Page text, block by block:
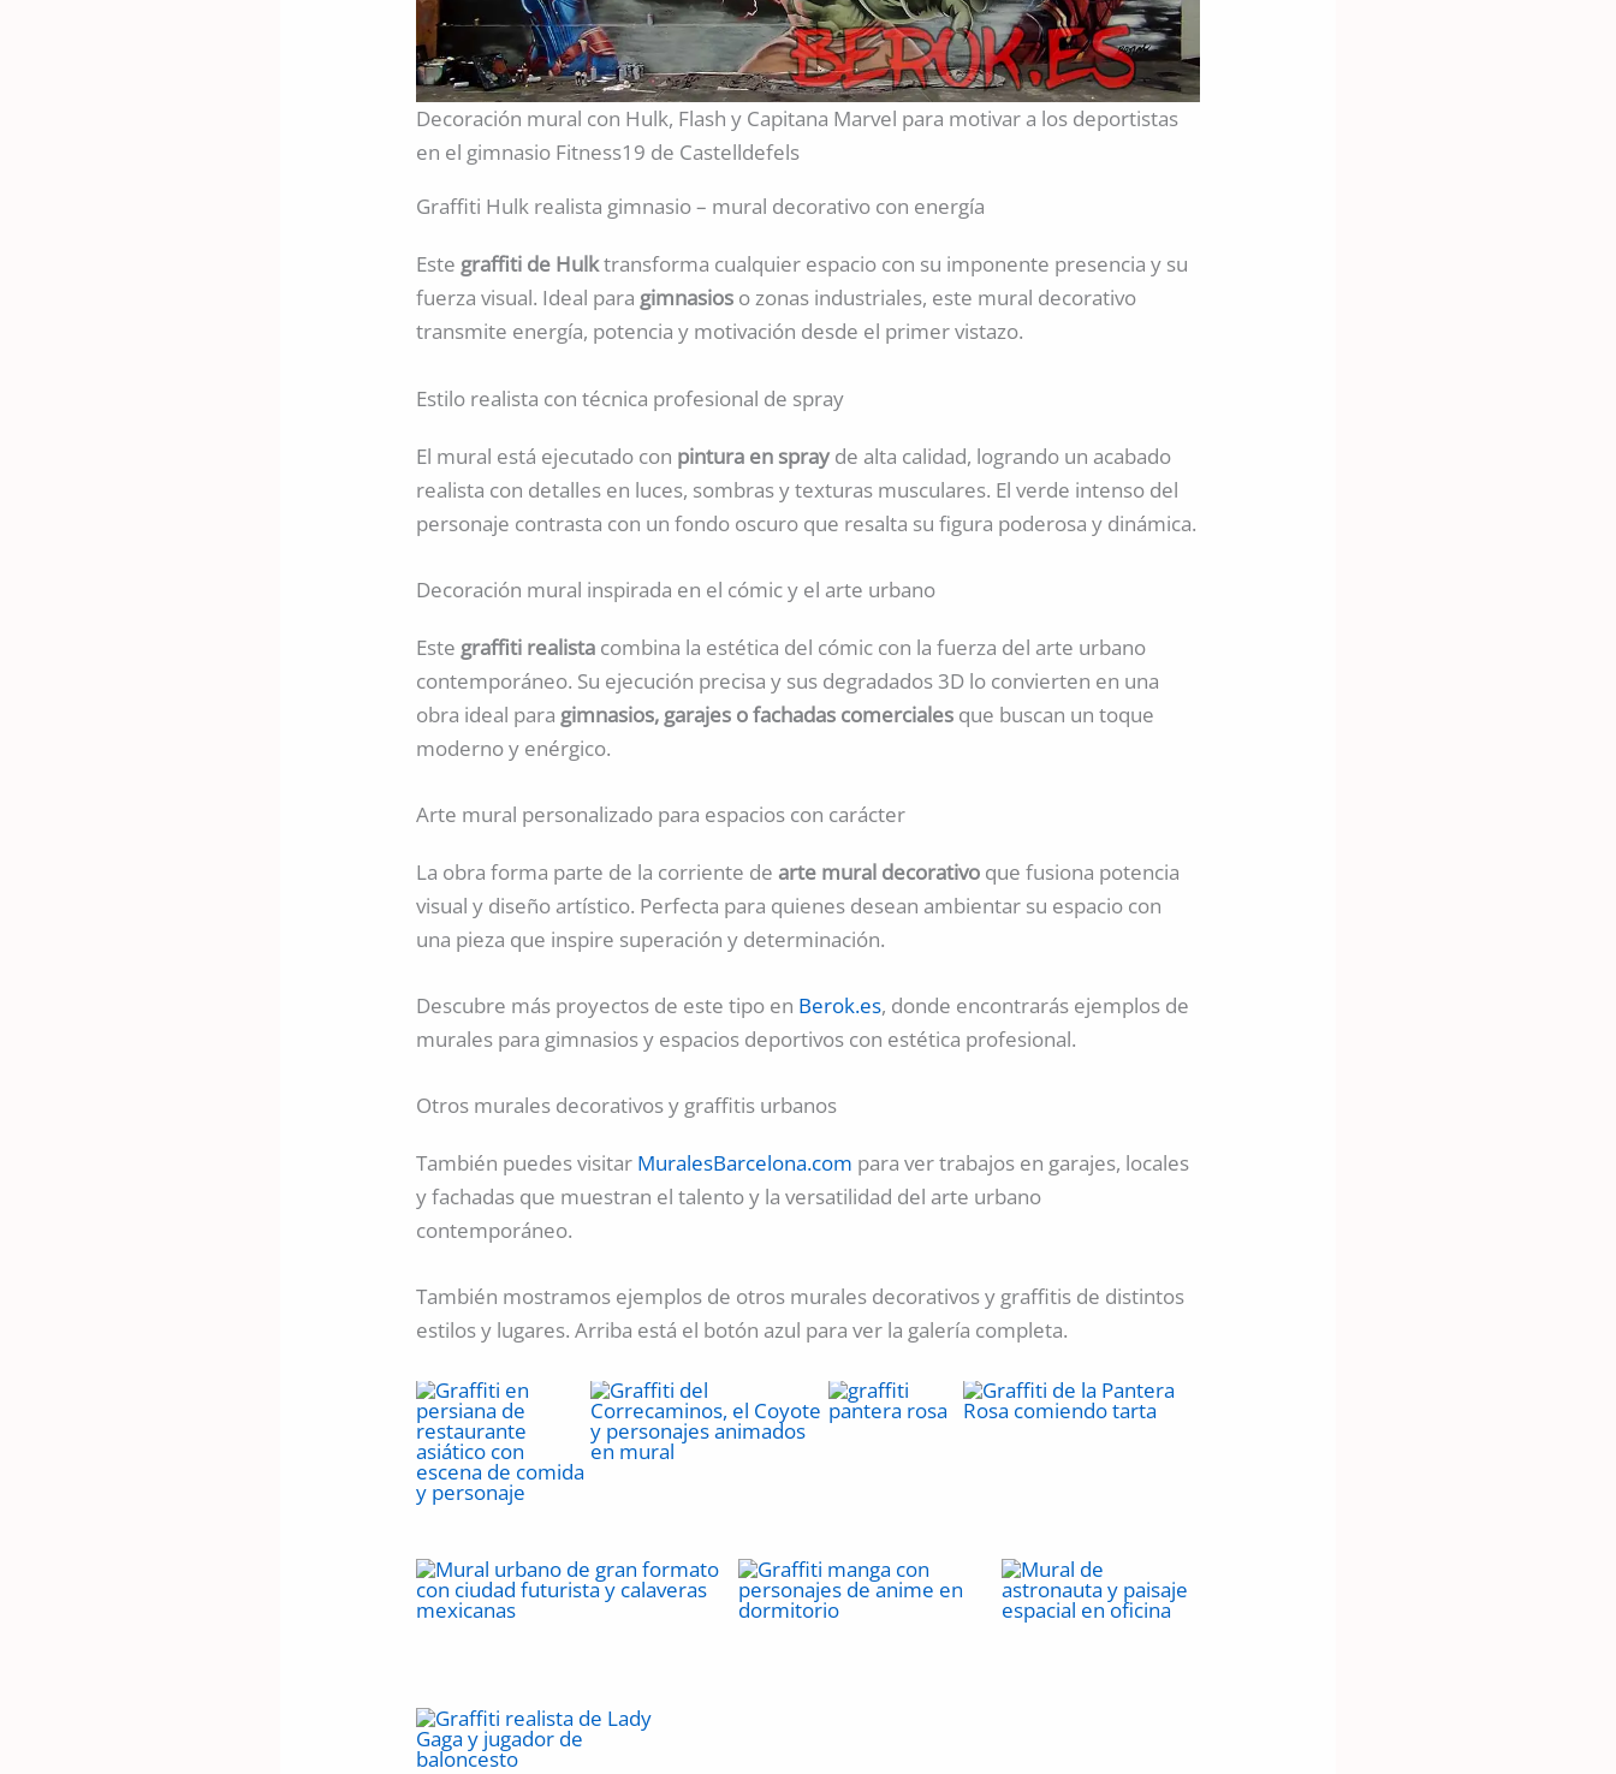
Decoración mural con Hulk, Flash y Capitana Marvel para motivar a los deportistas
en el gimnasio Fitness19 de Castelldefels
Graffiti Hulk realista gimnasio – mural decorativo con energía
Este graffiti de Hulktransforma cualquier espacio con su imponente presencia y su
fuerza visual. Ideal para gimnasios o zonas industriales, este mural decorativo
transmite energía, potencia y motivación desde el primer vistazo.
Estilo realista con técnica profesional de spray
El mural está ejecutado con pintura en spray de alta calidad, logrando un acabado
realista con detalles en luces, sombras y texturas musculares. El verde intenso del
personaje contrasta con un fondo oscuro que resalta su figura poderosa y dinámica.
Decoración mural inspirada en el cómic y el arte urbano
Este graffiti realista combina la estética del cómic con la fuerza del arte urbano
contemporáneo. Su ejecución precisa y sus degradados 3D lo convierten en una
obra ideal para gimnasios, garajes o fachadas comerciales que buscan un toque
moderno y enérgico.
Arte mural personalizado para espacios con carácter
La obra forma parte de la corriente de arte mural decorativo que fusiona potencia
visual y diseño artístico. Perfecta para quienes desean ambientar su espacio con
una pieza que inspire superación y determinación.
Descubre más proyectos de este tipo en Berok.es, donde encontrarás ejemplos de
murales para gimnasios y espacios deportivos con estética profesional.
Otros murales decorativos y graffitis urbanos
También puedes visitar MuralesBarcelona.com para ver trabajos en garajes, locales
y fachadas que muestran el talento y la versatilidad del arte urbano
contemporáneo.
También mostramos ejemplos de otros murales decorativos y graffitis de distintos
estilos y lugares. Arriba está el botón azul para ver la galería completa.